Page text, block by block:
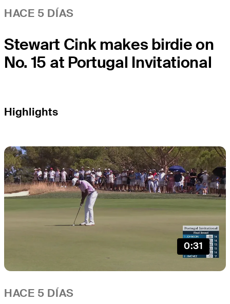
HACE 5 DÍAS
Stewart Cink makes birdie on
No. 15 at Portugal Invitational
Highlights
0:31
HACE 5 DÍAS